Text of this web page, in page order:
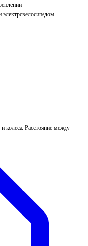
колеса. Расстояние между